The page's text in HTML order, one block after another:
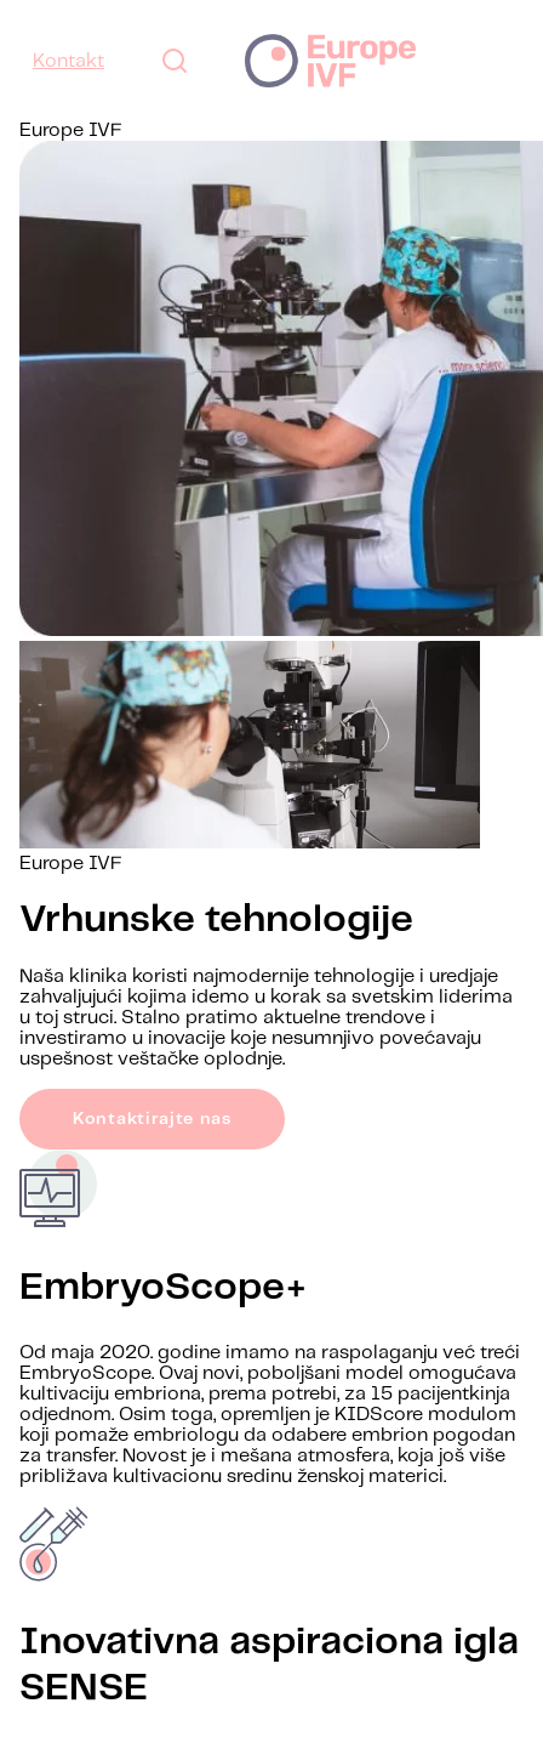
Kontakt
Europe IVF
Europe IVF
Vrhunske tehnologije
Naša klinika koristi najmodernije tehnologije i uredjaje
zahvaljujući kojima idemo u korak sa svetskim liderima
u toj struci. Stalno pratimo aktuelne trendove i
investiramo u inovacije koje nesumnjivo povećavaju
uspešnost veštačke oplodnje.
Kontaktirajte nas
EmbryoScope+
Od maja 2020. godine imamo na raspolaganju već treći
EmbryoScope. Ovaj novi, poboljšani model omogućava
kultivaciju embriona, prema potrebi, za 15 pacijentkinja
odjednom. Osim toga, opremljen je KIDScore modulom
koji pomaže embriologu da odabere embrion pogodan
za transfer. Novost je i mešana atmosfera, koja još više
približava kultivacionu sredinu ženskoj materici.
Inovativna aspiraciona igla
SENSE